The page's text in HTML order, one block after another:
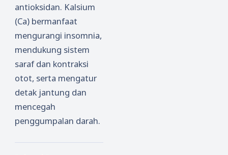
antioksidan. Kalsium
(Ca) bermanfaat
mengurangi insomnia,
mendukung sistem
saraf dan kontraksi
otot, serta mengatur
detak jantung dan
mencegah
penggumpalan darah.